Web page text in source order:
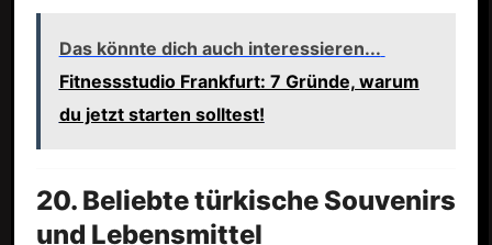
Das könnte dich auch interessieren...
Fitnessstudio Frankfurt: 7 Gründe, warum
du jetzt starten solltest!
20. Beliebte türkische Souvenirs
und Lebensmittel